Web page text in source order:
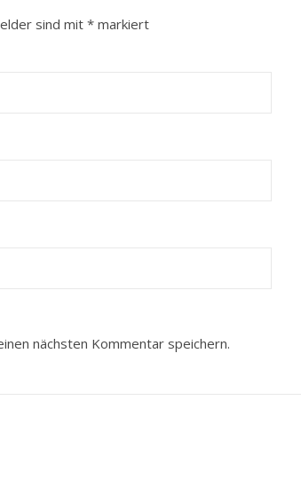
sind mit * markiert
nächsten Kommentar speichern.